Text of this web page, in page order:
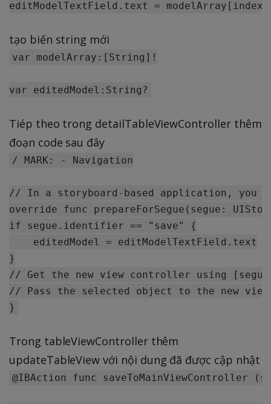
tạo biến string mới
var modelArray:[String]!
Tiép theo trong detailTableViewController thêm
đoạn code sau đây
/ MARK: - Navigation
// In a storyboard-based application,
override func prepareForSegue(segue:
if segue.identifier == "save" {
    editedModel = editModelTextField.text
}
// Get the new view controller using
// Pass the selected object to the new
Trong tableViewController thêm
updateTableView với nội dung đã được cập nhật
@IBAction func saveToMainViewController